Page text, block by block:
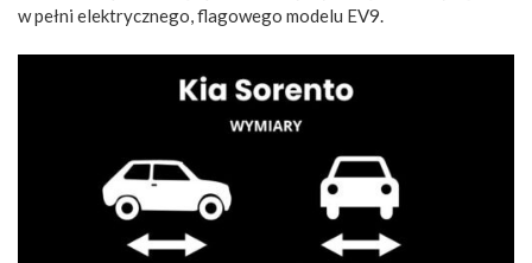
w pełni elektrycznego, flagowego modelu EV9.